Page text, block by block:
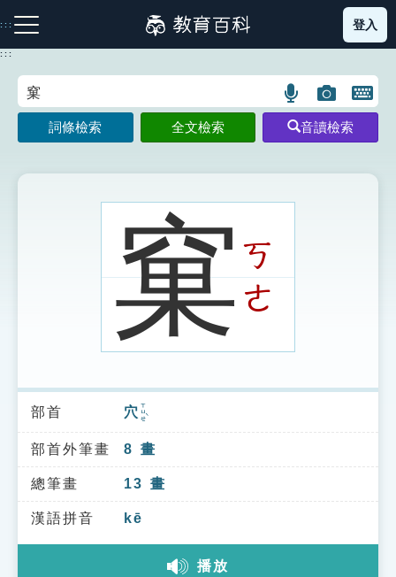
到
主
:::
注音索引圖示 筆畫索引圖示 部首索引表圖示
索引選單
知識索引
單字索引
生命大百科索引
登入
:::
語
言
搜
示
圖
片
搜
開
鍵
圖
詞條檢索 全文檢索 音讀檢索
窠ㄎ
ㄜ
部首 穴 ㄒㄩㄝˋ
部首外筆畫 8 畫
總筆畫 13 畫
漢語拼音 kē
播放